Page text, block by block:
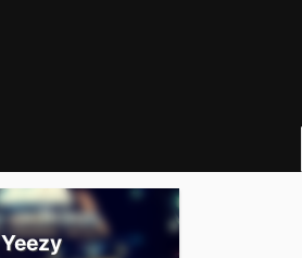
Yeezy